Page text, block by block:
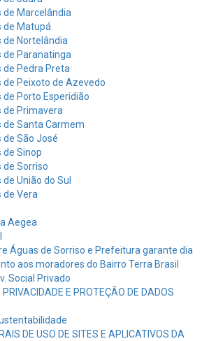
de Marcelândia
de Matupá
de Nortelândia
de Paranatinga
de Pedra Preta
de Peixoto de Azevedo
de Porto Esperidião
de Primavera
de Santa Carmem
de São José
de Sinop
de Sorriso
União do Sul
de Vera
Aegea
Águas de Sorriso e Prefeitura garante dia
aos moradores do Bairro Terra Brasil
Social Privado
PRIVACIDADE E PROTEÇÃO DE DADOS
DE USO DE SITES E APLICATIVOS DA